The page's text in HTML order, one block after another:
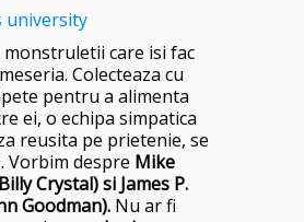
care isi fac
Colecteaza cu
pentru a alimenta
ei, o echipa simpatica
reusita pe prietenie, se
Vorbim despre Mike
Crystal) si James P.
Goodman). Nu ar fi